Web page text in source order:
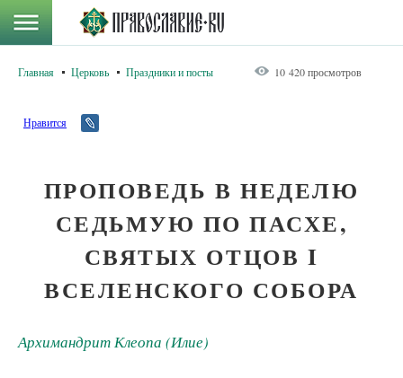
Главная Церковь Праздники и посты 10 420 просмотров
Нравится
ПРОПОВЕДЬ В НЕДЕЛЮ
СЕДЬМУЮ ПО ПАСХЕ,
СВЯТЫХ ОТЦОВ I
ВСЕЛЕНСКОГО СОБОРА
Архимандрит Клеопа (Илие)